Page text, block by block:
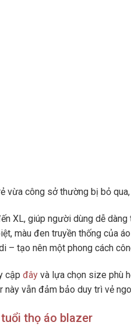
vừa công sở thường bị bỏ
XL, giúp người dùng dễ
màu đen truyền thống của
– tạo nên một phong cách
cập đây và lựa chọn size phù
vẫn đảm bảo duy trì vẻ
thọ áo blazer